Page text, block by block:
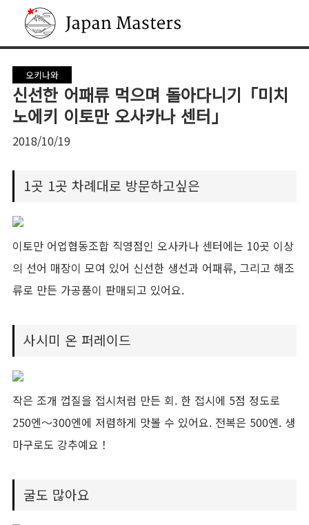
Japan Masters
오키나와
신선한 어패류 먹으며 돌아다니기「미치
노에키 이토만 오사카나 센터」
2018/10/19
1곳 1곳 차례대로 방문하고싶은
이토만 어업협동조합 직영점인 오사카나 센터에는 10곳 이상
의 선어 매장이 모여 있어 신선한 생선과 어패류, 그리고 해조
류로 만든 가공품이 판매되고 있어요.
사시미 온 퍼레이드
작은 조개 껍질을 접시처럼 만든 회. 한 접시에 5점 정도로
250엔～300엔에 저렴하게 맛볼 수 있어요. 전복은 500엔. 생
마구로도 강추예요！
굴도 많아요